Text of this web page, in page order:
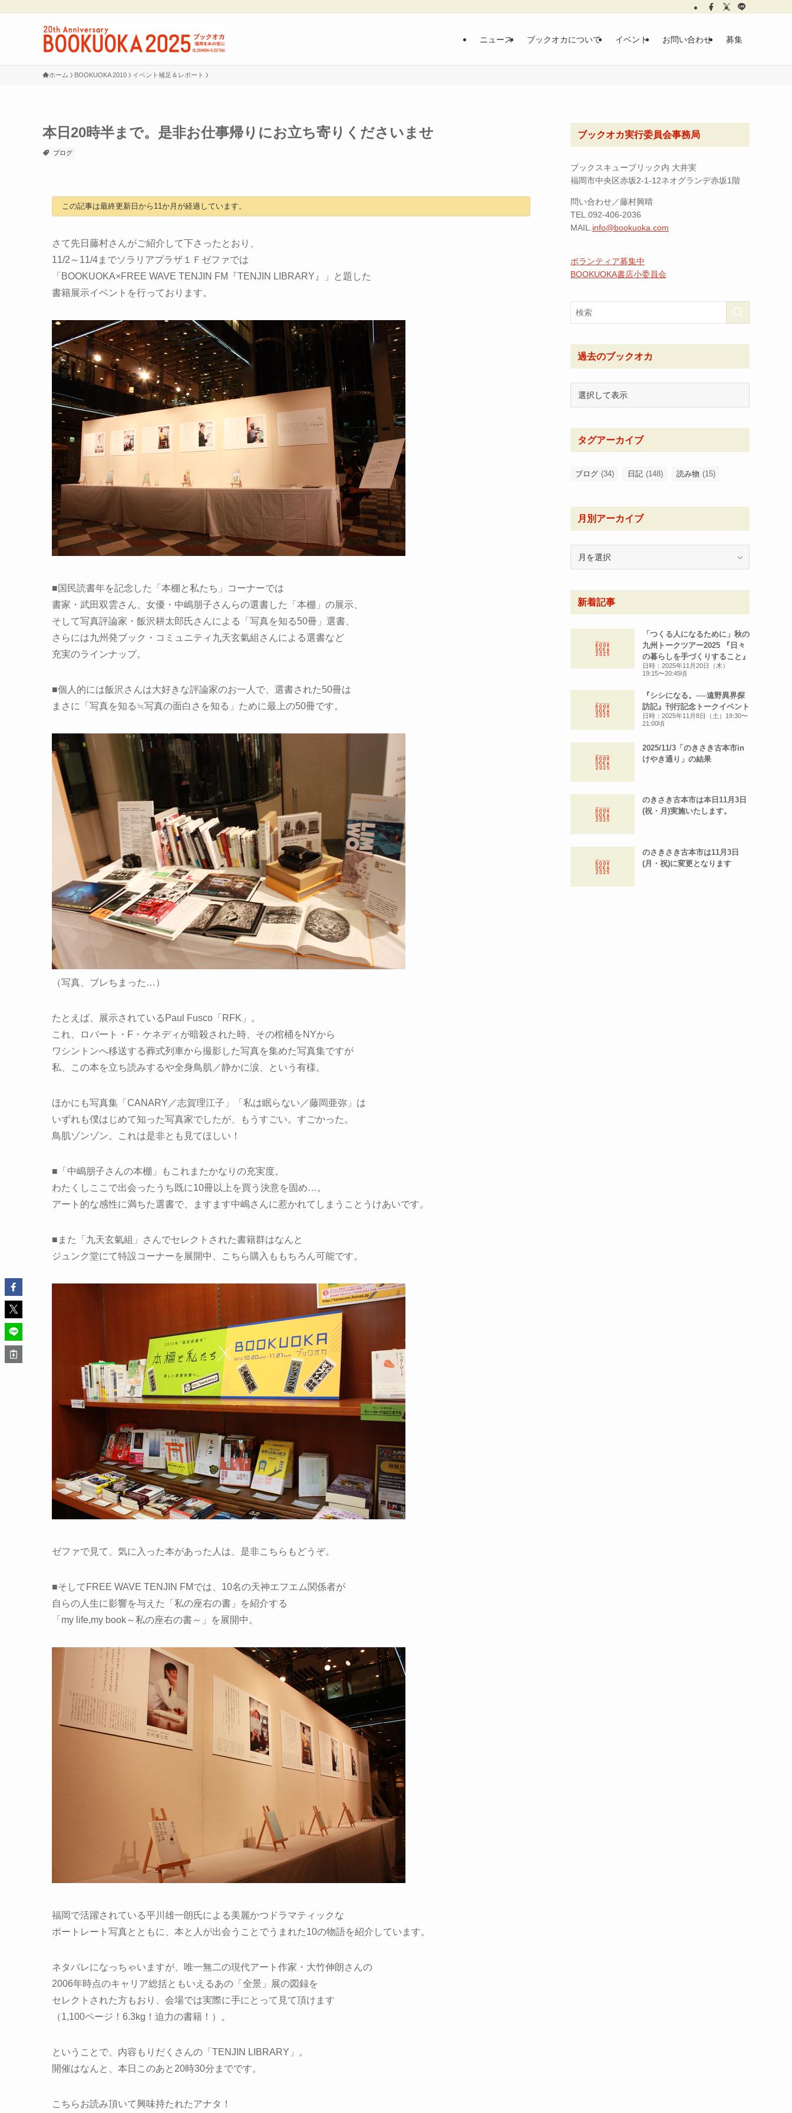
ニュース ブックオカについて イベント お問い合わせ 募集
ホーム BOOKUOKA 2010 イベント補足＆レポート
本日20時半まで。是非お仕事帰りにお立ち寄りくださいませ
ブログ
この記事は最終更新日から11か月が経過しています。
さて先日藤村さんがご紹介して下さったとおり、
11/2～11/4までソラリアプラザ１Ｆゼファでは
「BOOKUOKA×FREE WAVE TENJIN FM『TENJIN LIBRARY』」と題した
書籍展示イベントを行っております。
■国民読書年を記念した「本棚と私たち」コーナーでは
書家・武田双雲さん、女優・中嶋朋子さんらの選書した「本棚」の展示、
そして写真評論家・飯沢耕太郎氏さんによる「写真を知る50冊」選書、
さらには九州発ブック・コミュニティ九天玄氣組さんによる選書など
充実のラインナップ。
■個人的には飯沢さんは大好きな評論家のお一人で、選書された50冊は
まさに「写真を知る≒写真の面白さを知る」ために最上の50冊です。
（写真、ブレちまった…）
たとえば、展示されているPaul Fusco「RFK」。
これ、ロバート・F・ケネディが暗殺された時、その棺桶をNYから
ワシントンへ移送する葬式列車から撮影した写真を集めた写真集ですが
私、この本を立ち読みするや全身鳥肌／静かに涙、という有様。
ほかにも写真集「CANARY／志賀理江子」「私は眠らない／藤岡亜弥」は
いずれも僕はじめて知った写真家でしたが、もうすごい。すごかった。
鳥肌ゾンゾン。これは是非とも見てほしい！
■「中嶋朋子さんの本棚」もこれまたかなりの充実度。
わたくしここで出会ったうち既に10冊以上を買う決意を固め…。
アート的な感性に満ちた選書で、ますます中嶋さんに惹かれてしまうことうけあいです。
■また「九天玄氣組」さんでセレクトされた書籍群はなんと
ジュンク堂にて特設コーナーを展開中、こちら購入ももちろん可能です。
ゼファで見て、気に入った本があった人は、是非こちらもどうぞ。
■そしてFREE WAVE TENJIN FMでは、10名の天神エフエム関係者が
自らの人生に影響を与えた「私の座右の書」を紹介する
「my life,my book～私の座右の書～」を展開中。
福岡で活躍されている平川雄一朗氏による美麗かつドラマティックな
ポートレート写真とともに、本と人が出会うことでうまれた10の物語を紹介しています。
ネタバレになっちゃいますが、唯一無二の現代アート作家・大竹伸朗さんの
2006年時点のキャリア総括ともいえるあの「全景」展の図録を
セレクトされた方もおり、会場では実際に手にとって見て頂けます
（1,100ページ！6.3kg！迫力の書籍！）。
ということで、内容もりだくさんの「TENJIN LIBRARY」。
開催はなんと、本日このあと20時30分までです。
こちらお読み頂いて興味持たれたアナタ！
ブックオカ実行委員会事務局
ブックスキューブリック内 大井実
福岡市中央区赤坂2-1-12ネオグランデ赤坂1階
問い合わせ／藤村興晴
TEL.092-406-2036
MAIL. info@bookuoka.com
ボランティア募集中
BOOKUOKA書店小委員会
過去のブックオカ
タグアーカイブ
ブログ (34) 日記 (148) 読み物 (15)
月別アーカイブ
ー
イ
ブ
新着記事
「つくる人になるために」秋の
九州トークツアー2025 『日々
の暮らしを手づくりすること』
日時：2025年11月20日（木）
19:15〜20:45頃
『シシになる。──遠野異界探
訪記』刊行記念トークイベント
日時：2025年11月8日（土）19:30〜
21:00頃
2025/11/3「のきさき古本市in
けやき通り」の結果
のきさき古本市は本日11月3日
(祝・月)実施いたします。
のさきさき古本市は11月3日
(月・祝)に変更となります